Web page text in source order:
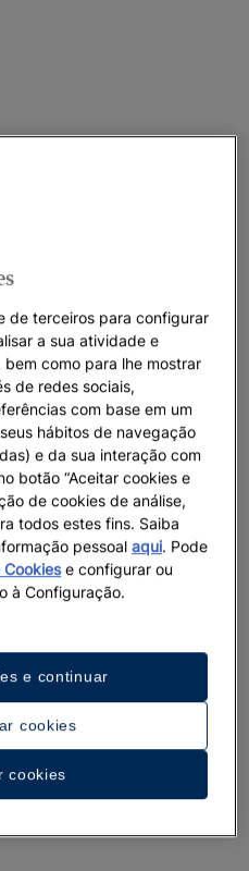
de terceiros para configurar
a sua atividade e
como para lhe mostrar
de redes sociais,
com base em um
hábitos de navegação
e da sua interação com
botão “Aceitar cookies e
de cookies de análise,
todos estes fins. Saiba
pessoalaqui. Pode
Cookiese configurar ou
à Configuração.
cookies
cookies
e continuar